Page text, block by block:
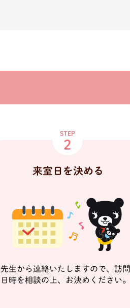
STEP
2
来室日を決める
先生から連絡いたしますので、訪問
日時を相談の上、お決めください。